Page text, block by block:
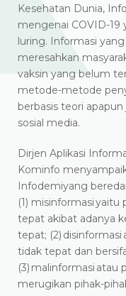
Kesehatan Dunia,
mengenai COVID-19
luring. Informasi
meresahkan
vaksin yang belum
metode-metode
berbasis teori
sosial media.
Dirjen Aplikasi
Kominfo
Infodemiyang
(1) misinformasi
tepat akibat adanya
tepat; (2)
tidak tepat dan
(3) malinformasi
merugikan pihak-